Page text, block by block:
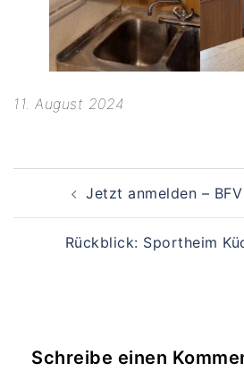
11. August 2024
Jetzt anmelden –
Rückblick: Sportheim
Schreibe einen